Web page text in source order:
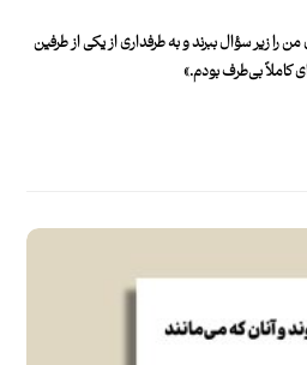
را زیر سؤال ببرند و به طرفداری از یکی از طرفین
کاملاً بی‌طرف بودم.»